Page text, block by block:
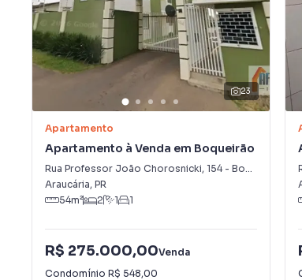
23
Apartamento
Apartamento à Venda em Boqueirão
Rua Professor João Chorosnicki, 154- Boqueirão
Araucária, PR
54m² 2 1 1
R$ 275.000,00Venda
Condomínio R$ 548,00